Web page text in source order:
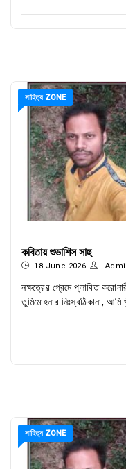
সাহিত্য ZONE
কবিতায় শুভাশিস সাহু
18 June 2026
নক্ষত্রের প্রেমে প্লাবিত
তুমিমোহনার নিঃস্বঠিকানা, আমি
সাহিত্য ZONE